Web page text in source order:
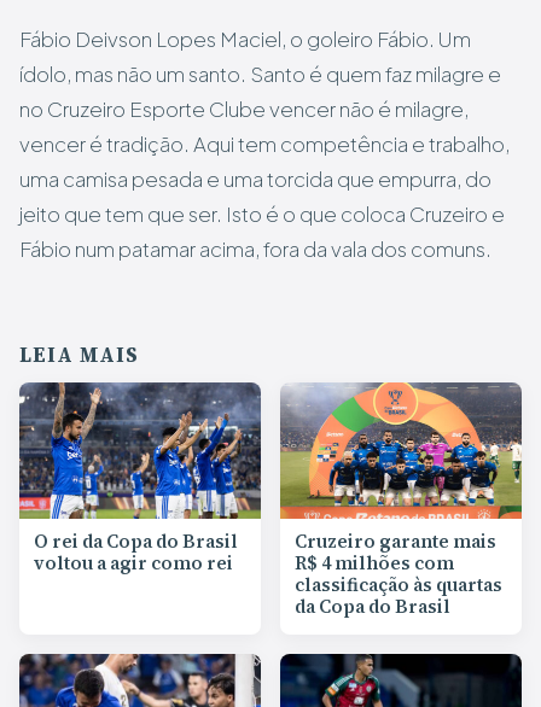
Fábio Deivson Lopes Maciel, o goleiro Fábio. Um
ídolo, mas não um santo. Santo é quem faz milagre e
no Cruzeiro Esporte Clube vencer não é milagre,
vencer é tradição. Aqui tem competência e trabalho,
uma camisa pesada e uma torcida que empurra, do
jeito que tem que ser. Isto é o que coloca Cruzeiro e
Fábio num patamar acima, fora da vala dos comuns.
LEIA MAIS
O rei da Copa do Brasil
voltou a agir como rei
Cruzeiro garante mais
R$ 4 milhões com
classificação às quartas
da Copa do Brasil